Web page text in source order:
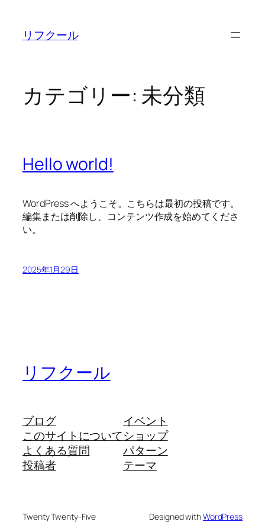
リフクール
カテゴリー: 未分類
Hello world!
WordPress へようこそ。こちらは最初の投稿です。
編集または削除し、コンテンツ作成を始めてくださ
い。
2025年1月29日
リフクール
ブログ
このサイトについて
よくある質問
投稿者
イベント
ショップ
パターン
テーマ
Twenty Twenty-Five Designed withWordPress